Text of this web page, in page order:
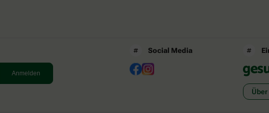
Social Media